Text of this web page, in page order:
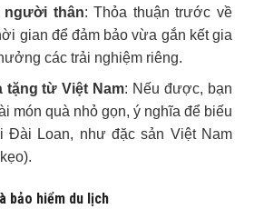
người thân: Thỏa thuận trước về
gian để đảm bảo vừa gắn kết gia
các trải nghiệm riêng.
tặng từ Việt Nam: Nếu được, bạn
món quà nhỏ gọn, ý nghĩa để biếu
Đài Loan, như đặc sản Việt Nam
bảo hiểm du lịch